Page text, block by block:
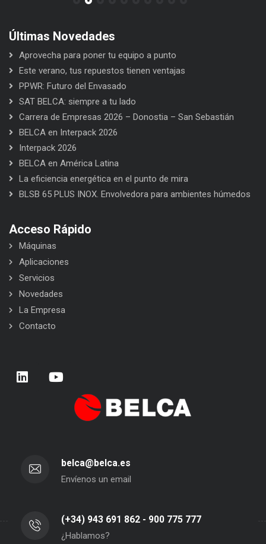
Últimas Novedades
Aprovecha para poner tu equipo a punto
Este verano, tus repuestos tienen ventajas
PPWR: Futuro del Envasado
SAT BELCA: siempre a tu lado
Carrera de Empresas 2026 – Donostia – San Sebastián
BELCA en Interpack 2026
Interpack 2026
BELCA en América Latina
La eficiencia energética en el punto de mira
BLSB 65 PLUS INOX. Envolvedora para ambientes húmedos
Acceso Rápido
Máquinas
Aplicaciones
Servicios
Novedades
La Empresa
Contacto
belca@belca.es
Envíenos un email
(+34) 943 691 862 - 900 775 777
¿Hablamos?